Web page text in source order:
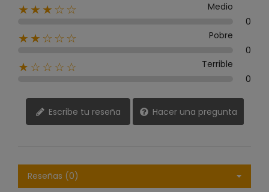
★★★☆☆
Medio
0
★★☆☆☆
Pobre
0
★☆☆☆☆
Terrible
0
Escribe tu reseña Hacer una pregunta
Reseñas (0)